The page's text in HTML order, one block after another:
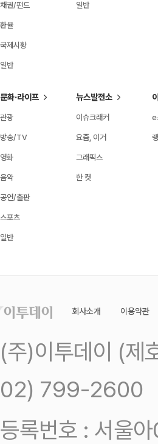
채권/펀드
환율
국제시황
일반
일반
문화·라이프
관광
방송/TV
영화
음악
공연/출판
스포츠
일반
뉴스발전소
이슈크래커
요즘, 이거
그래픽스
한 컷
e
회사소개 이용약관
(주)이투데이 (제
02) 799-2600
등록번호 : 서울